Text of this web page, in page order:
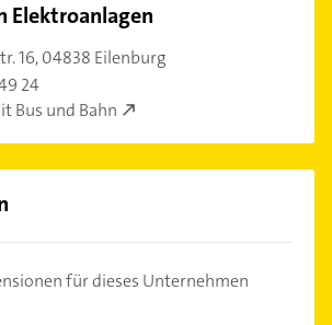
Elektroanlagen
16,04838 Eilenburg
24
Bus und Bahn
für dieses Unternehmen